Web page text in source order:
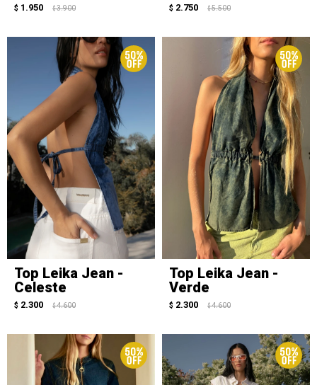
$ 1.950 $ 3.900 $ 2.750 $ 5.500
Top Leika Jean -
Celeste
$ 2.300 $ 4.600
Top Leika Jean -
Verde
$ 2.300 $ 4.600